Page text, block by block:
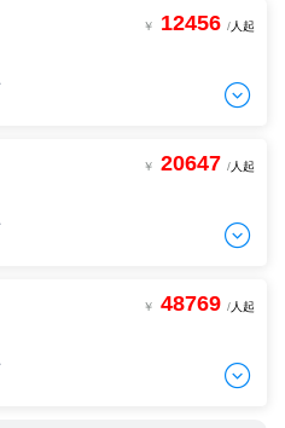
/人 - 0 间 +
+
￥ 12456 /人起

/人 - 0 间 +
￥ 20647 /人起

￥ 48769 /人起
